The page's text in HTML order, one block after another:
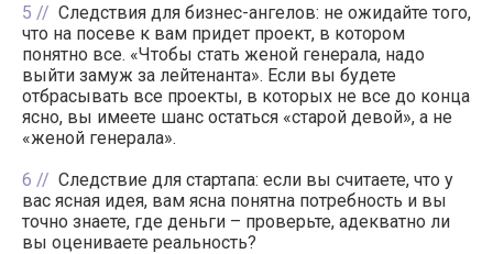
5
Следствия для бизнес-ангелов: не ожидайте того,
что на посеве к вам придет проект, в котором
понятно все. «Чтобы стать женой генерала, надо
выйти замуж за лейтенанта». Если вы будете
отбрасывать все проекты, в которых не все до конца
ясно, вы имеете шанс остаться «старой девой», а не
«женой генерала».
6
Следствие для стартапа: если вы считаете, что у
вас ясная идея, вам ясна понятна потребность и вы
точно знаете, где деньги – проверьте, адекватно ли
вы оцениваете реальность?